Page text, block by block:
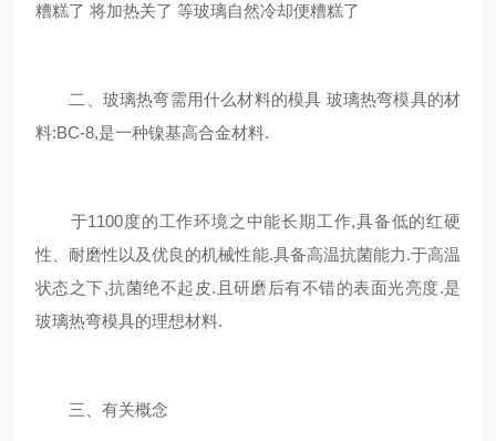
糟糕了 将加热关了 等玻璃自然冷却便糟糕了
二、玻璃热弯需用什么材料的模具 玻璃热弯模具的材
料:BC-8,是一种镍基高合金材料.
于1100度的工作环境之中能长期工作,具备低的红硬
性、耐磨性以及优良的机械性能.具备高温抗菌能力.于高温
状态之下,抗菌绝不起皮.且研磨后有不错的表面光亮度.是
玻璃热弯模具的理想材料.
三、有关概念